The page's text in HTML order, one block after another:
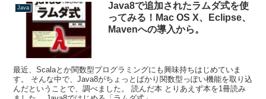
Java
Java8で追加されたラムダ式を使
ってみる！Mac OS X、Eclipse、
Mavenへの導入から。
最近、Scalaとか関数型プログラミングにも興味持ちはじめていま
す。 そんな中で、Java8がちょっとばかり関数型っぽい機能を取り込
んだということで、調べました。 読んだ本 とりあえず本を1冊読み